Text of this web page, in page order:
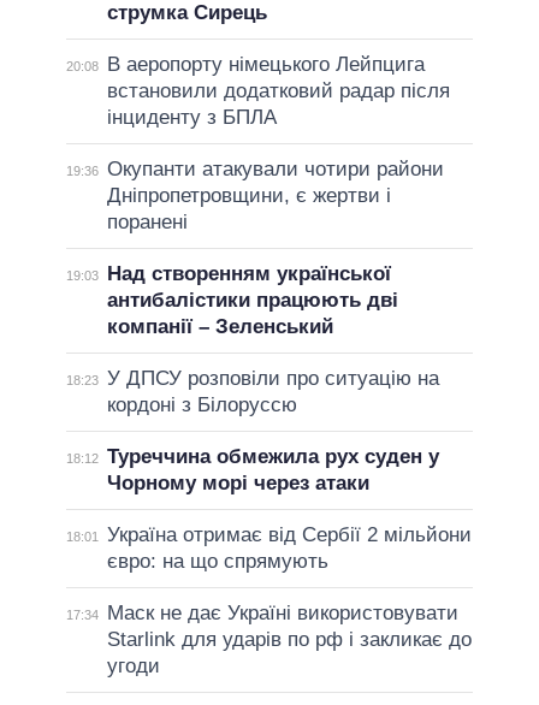
струмка Сирець
20:08
В аеропорту німецького Лейпцига
встановили додатковий радар після
інциденту з БПЛА
19:36 Окупанти атакували чотири райони
Дніпропетровщини, є жертви і
поранені
19:03
Над створенням української
антибалістики працюють дві
компанії – Зеленський
18:23 У ДПСУ розповіли про ситуацію на
кордоні з Білоруссю
18:12 Туреччина обмежила рух суден у
Чорному морі через атаки
18:01
Україна отримає від Сербії 2 мільйони
євро: на що спрямують
17:34
Маск не дає Україні використовувати
Starlink для ударів по рф і закликає до
угоди